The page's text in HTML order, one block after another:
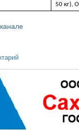
50 кг),